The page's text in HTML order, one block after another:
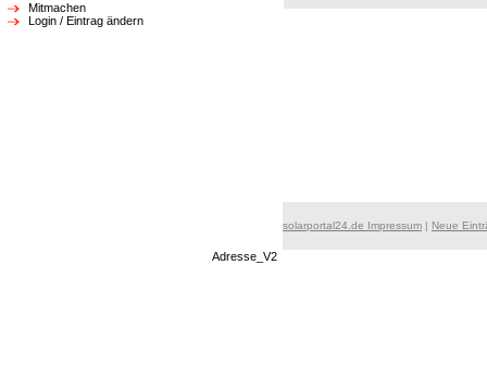
Mitmachen
Login / Eintrag ändern
solarportal24.de Impressum | Neue
Adresse_V2